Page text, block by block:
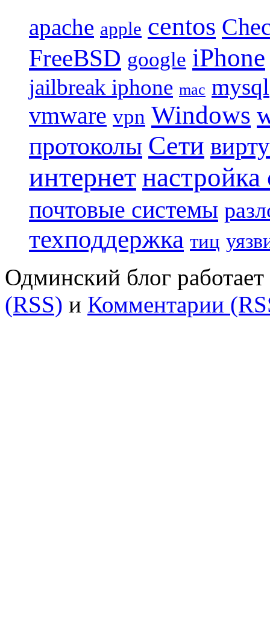
apache apple centos
FreeBSD google iPhone
jailbreak iphone mac mysql
vmware vpn Windows
протоколы Сети
интернет
почтовые системы
техподдержка тиц
Одминский блог
(RSS) и Комментарии